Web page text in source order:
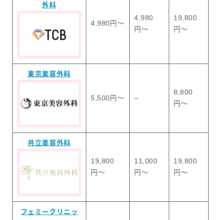
外科
4,980円〜
4,980
円〜
19,800
円〜
東京美容外科
5,500円〜 –
8,800
円〜
共立美容外科
19,800
円〜
11,000
円〜
19,800
円〜
フェミークリニッ